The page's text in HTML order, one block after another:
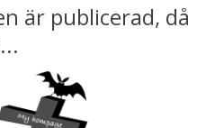
är publicerad, då